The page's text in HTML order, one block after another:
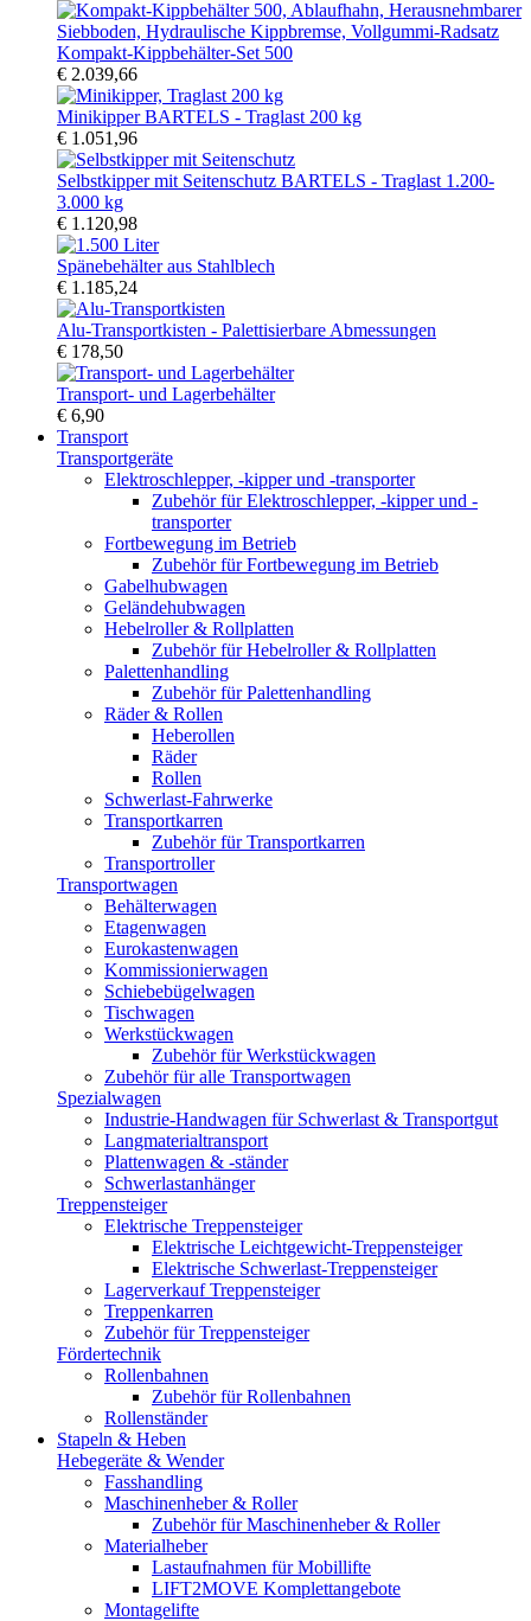
Kompakt-Kippbehälter-Set 500
€ 2.039,66
Minikipper BARTELS - Traglast 200 kg
€ 1.051,96
Selbstkipper mit Seitenschutz BARTELS - Traglast 1.200-
3.000 kg
€ 1.120,98
Spänebehälter aus Stahlblech
€ 1.185,24
Alu-Transportkisten - Palettisierbare Abmessungen
€ 178,50
Transport- und Lagerbehälter
€ 6,90
Transport
Transportgeräte
Elektroschlepper, -kipper und -transporter
Zubehör für Elektroschlepper, -kipper und -
transporter
Fortbewegung im Betrieb
Zubehör für Fortbewegung im Betrieb
Gabelhubwagen
Geländehubwagen
Hebelroller & Rollplatten
Zubehör für Hebelroller & Rollplatten
Palettenhandling
Zubehör für Palettenhandling
Räder & Rollen
Heberollen
Räder
Rollen
Schwerlast-Fahrwerke
Transportkarren
Zubehör für Transportkarren
Transportroller
Transportwagen
Behälterwagen
Etagenwagen
Eurokastenwagen
Kommissionierwagen
Schiebebügelwagen
Tischwagen
Werkstückwagen
Zubehör für Werkstückwagen
Zubehör für alle Transportwagen
Spezialwagen
Industrie-Handwagen für Schwerlast & Transportgut
Langmaterialtransport
Plattenwagen & -ständer
Schwerlastanhänger
Treppensteiger
Elektrische Treppensteiger
Elektrische Leichtgewicht-Treppensteiger
Elektrische Schwerlast-Treppensteiger
Lagerverkauf Treppensteiger
Treppenkarren
Zubehör für Treppensteiger
Fördertechnik
Rollenbahnen
Zubehör für Rollenbahnen
Rollenständer
Stapeln & Heben
Hebegeräte & Wender
Fasshandling
Maschinenheber & Roller
Zubehör für Maschinenheber & Roller
Materialheber
Lastaufnahmen für Mobillifte
LIFT2MOVE Komplettangebote
Montagelifte